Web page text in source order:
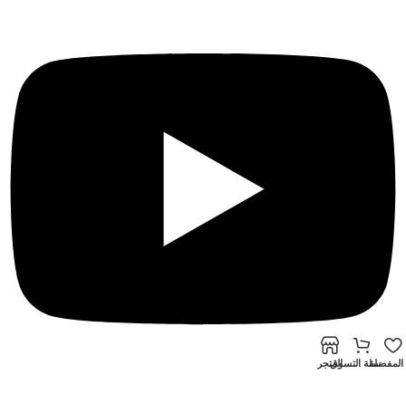
المفضلةسلة التسوقالمتجر